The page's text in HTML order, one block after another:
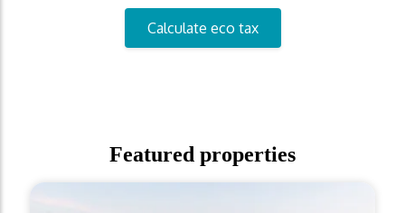
Calculate eco tax
Featured properties